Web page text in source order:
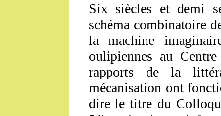
Six siècles et demi
schéma combinatoire
la machine
oulipiennes au
rapports de la
mécanisation ont
dire le titre du